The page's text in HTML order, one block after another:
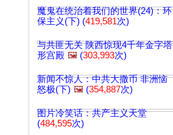
魔鬼在统治着我们的世界(24)：环
保主义(下) (419,581次)
与共匪无关 陕西惊现4千年金字塔
形宫殿 🖼️ (303,993次)
新闻不惊人：中共大撒币 非洲恼
怒极(下) 🖼️ (354,887次)
图片冷笑话：共产主义天堂
(484,595次)